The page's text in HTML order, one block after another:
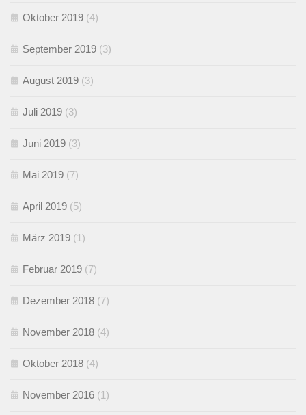
Oktober 2019 (4)
September 2019 (3)
August 2019 (3)
Juli 2019 (3)
Juni 2019 (3)
Mai 2019 (7)
April 2019 (5)
März 2019 (1)
Februar 2019 (7)
Dezember 2018 (7)
November 2018 (4)
Oktober 2018 (4)
November 2016 (1)